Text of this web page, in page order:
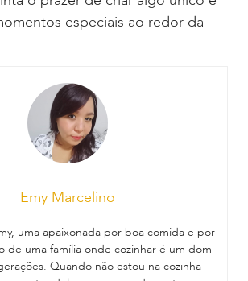
especiais ao redor da
Emy Marcelino
uma apaixonada por boa comida e por
de uma família onde cozinhar é um dom
Quando não estou na cozinha